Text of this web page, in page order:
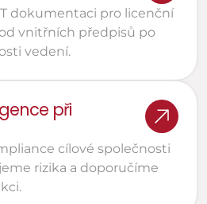
dokumentaci pro licenční
vnitřních předpisů po
vedení.
při
cílové společnosti
rizika a doporučíme